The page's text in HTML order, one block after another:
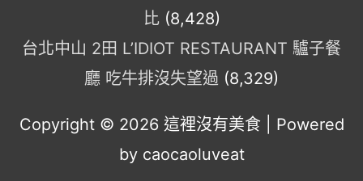
比 (8,428)
台北中山 2田 L’IDIOT RESTAURANT 驢子餐
廳 吃牛排沒失望過 (8,329)
Copyright © 2026 這裡沒有美食 | Powered
by caocaoluveat